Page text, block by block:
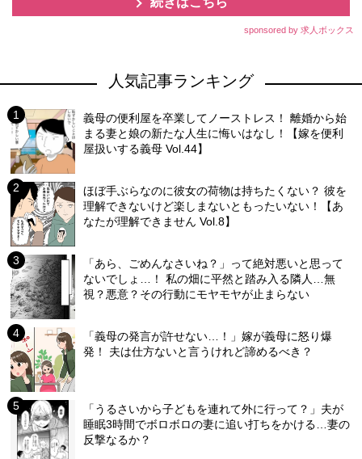
sponsored by 求人ボックス
人気記事ランキング
義母の便利屋を卒業してノーストレス！ 離婚から始
まる妻と娘の新たな人生に悔いはなし！【嫁を便利
屋扱いする義母 Vol.44】
ほぼ手ぶらなのに彼女の荷物は持ちたくない？ 彼を
理解できないけど楽しまないともったいない！【あ
なたが理解できません Vol.8】
「あら、ごめんなさいね？」って絶対悪いと思って
ないでしょ…！ 私の畑に平然と踏み入る隣人…無
視？悪意？その行動にモヤモヤが止まらない
「義母の発言が許せない…！」嫁が義母に怒り爆
発！ 夫は仕方ないと言うけれど諦めるべき？
「うるさいから子どもを連れて外に行って？」夫が
睡眠3時間でボロボロの妻に追い打ちをかける…妻の
反撃なるか？